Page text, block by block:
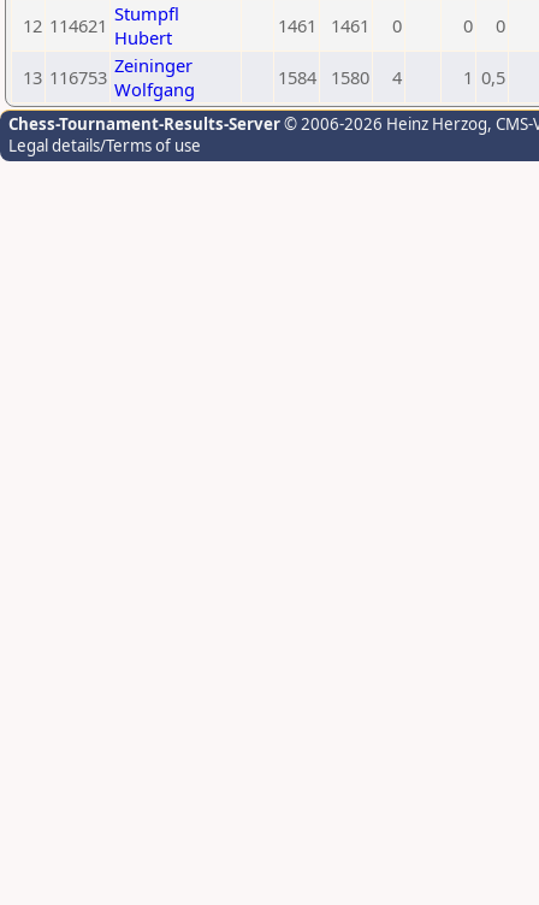
12 114621 Stumpfl
Hubert
1461 1461 0 0 0
13 116753 Zeininger
Wolfgang
1584 1580 4 1 0,5
Chess-Tournament-Results-Server© 2006-2026 Heinz Herzog,
Legal details/Terms of use